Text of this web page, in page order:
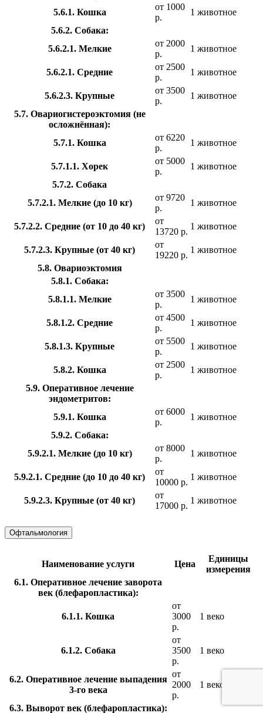
5.6.1. Кошка
от 1000
р.
1 животное
5.6.2. Собака:
5.6.2.1. Мелкие
от 2000
р.
1 животное
5.6.2.1. Средние
от 2500
р.
1 животное
5.6.2.3. Крупные
от 3500
р.
1 животное
5.7. Овариогистероэктомия (не
осложнённая):
5.7.1. Кошка
от 6220
р.
1 животное
5.7.1.1. Хорек
от 5000
р.
1 животное
5.7.2. Собака
5.7.2.1. Мелкие (до 10 кг)
от 9720
р.
1 животное
5.7.2.2. Средние (от 10 до 40 кг)
от
13720 р.
1 животное
5.7.2.3. Крупные (от 40 кг)
от
19220 р.
1 животное
5.8. Овариоэктомия
5.8.1. Собака:
5.8.1.1. Мелкие
от 3500
р.
1 животное
5.8.1.2. Средние
от 4500
р.
1 животное
5.8.1.3. Крупные
от 5500
р.
1 животное
5.8.2. Кошка
от 2500
р.
1 животное
5.9. Оперативное лечение
эндометритов:
5.9.1. Кошка
от 6000
р.
1 животное
5.9.2. Собака:
5.9.2.1. Мелкие (до 10 кг)
от 8000
р.
1 животное
5.9.2.1. Средние (до 10 до 40 кг)
от
10000 р.
1 животное
5.9.2.3. Крупные (от 40 кг)
от
17000 р.
1 животное
Офтальмология
Наименование услуги Цена
Единицы
измерения
6.1. Оперативное лечение заворота
век (блефаропластика):
6.1.1. Кошка
от
3000
р.
1 веко
6.1.2. Собака
от
3500
р.
1 веко
6.2. Оперативное лечение выпадения
3-го века
от
2000
р.
1 веко
6.3. Выворот век (блефаропластика):